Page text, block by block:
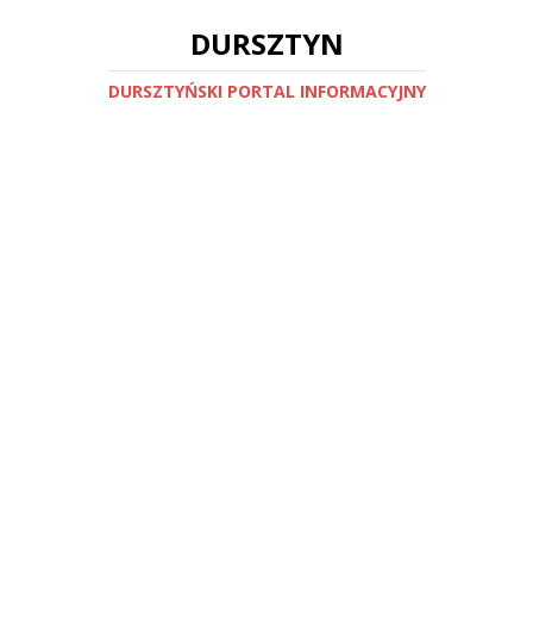
DURSZTYN
DURSZTYŃSKI PORTAL INFORMACYJNY